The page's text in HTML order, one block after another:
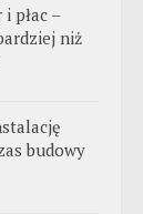
płac –
niż
budowy